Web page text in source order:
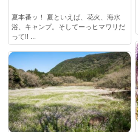
夏本番ッ！ 夏といえば、花火、海水
浴、キャンプ。そしてーっヒマワリだ
って!! ...